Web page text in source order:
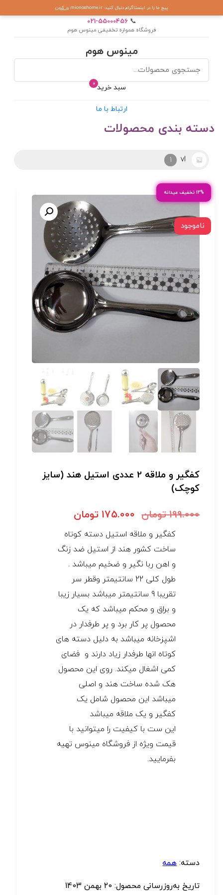
پیج ما را در اینستاگرام دنبال کنید: mionoshome.ir رد کردن
📞
021-55000456
فروشگاه همواره تخفیفی مینوس هوم
مینوس هوم
0 سبد خرید
ارتباط با ما
دسته بندی محصولات
آرکوپال
۱۲% تخفیف عیدانه
کفگیر و ملاقه 2 عددی استیل هند (سایز
کوچک)
199.000 تومان 175.000 تومان
کفگیر و ملاقه استیل دسته کوتاه
ساخت کشور هند از استیل ضد زنگ
و اهن ربا نگیر و ضخیم میباشد .
طول کلی 22 سانتیمتر وقطر سر
تقریبا 9 سانتیمتر میباشد بسیار زیبا
و براق و محکم میباشد که یک
محصول پر کار برد و پر طرفدار در
اشپزخانه میباشد به دلیل دسته های
کوتاه انها طرفدار زیاد دارند و فضای
کمی اشغال میکند. روی این محصول
هک شده ساخت هند و اصلی
میباشد این محصول شامل یک
کفگیر و یک ملاقه میباشد
این ست با کیفیت را میتوانید با
قیمت ویژه از فروشگاه مینوس تهیه
بفرمایید.
ناموجود
دسته:همه
تاریخ به‌روزرسانی محصول: 20 بهمن 1403